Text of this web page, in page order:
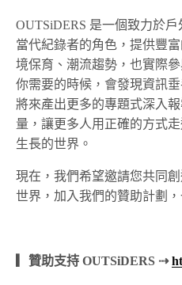
OUTSiDERS 是一個致力於
當代紀錄者的角色，提供豐
境保育、潮流趨勢，也實際
你需要的時候，會發現資訊
將來產出更多的專題式深入
量，讓更多人用正確的方式
生長的世界。
現在，我們希望邀請您共同
世界，加入我們的贊助計劃
▎贊助支持 OUTSiDERS ⇢